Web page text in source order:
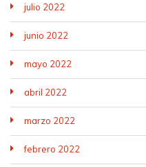
julio 2022
junio 2022
mayo 2022
abril 2022
marzo 2022
febrero 2022